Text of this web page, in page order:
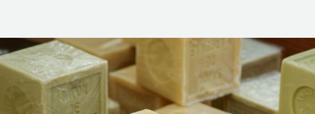
NOS ACTIONS
CONTACT